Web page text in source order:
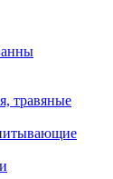
травяные